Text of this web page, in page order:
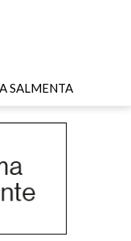
SALMENTA